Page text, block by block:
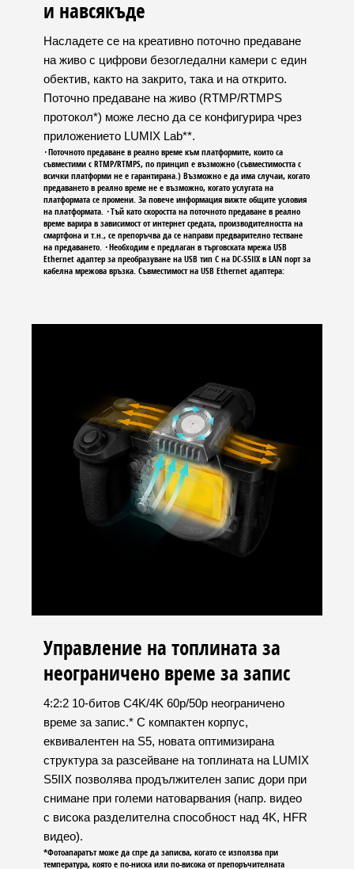
и навсякъде
Насладете се на креативно поточно предаване
на живо с цифрови безогледални камери с един
обектив, както на закрито, така и на открито.
Поточно предаване на живо (RTMP/RTMPS
протокол*) може лесно да се конфигурира чрез
приложението LUMIX Lab**.
･Поточното предаване в реално време към платформите, които са
съвместими с RTMP/RTMPS, по принцип е възможно (съвместимостта с
всички платформи не е гарантирана.) Възможно е да има случаи, когато
предаването в реално време не е възможно, когато услугата на
платформата се промени. За повече информация вижте общите условия
на платформата. ･Тъй като скоростта на поточното предаване в реално
време варира в зависимост от интернет средата, производителността на
смартфона и т.н., се препоръчва да се направи предварително тестване
на предаването. ･Необходим е предлаган в търговската мрежа USB
Ethernet адаптер за преобразуване на USB тип C на DC-S5IIX в LAN порт за
кабелна мрежова връзка. Съвместимост на USB Ethernet адаптера:
Управление на топлината за
неограничено време за запис
4:2:2 10-битов C4K/4K 60p/50p неограничено
време за запис.* С компактен корпус,
еквивалентен на S5, новата оптимизирана
структура за разсейване на топлината на LUMIX
S5IIX позволява продължителен запис дори при
снимане при големи натоварвания (напр. видео
с висока разделителна способност над 4K, HFR
видео).
*Фотоапаратът може да спре да записва, когато се използва при
температура, която е по-ниска или по-висока от препоръчителната